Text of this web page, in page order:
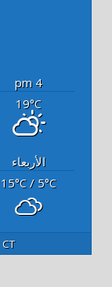
4 pm
19°C
الأربعاء
15°C / 5°C